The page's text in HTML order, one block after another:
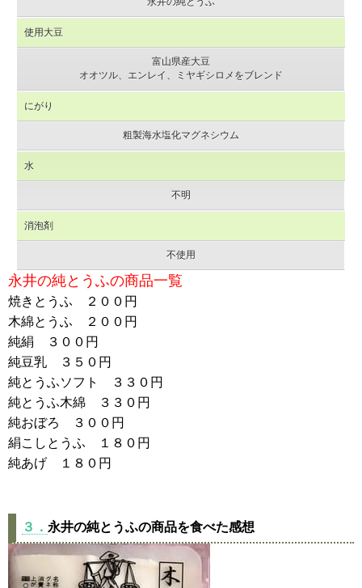
使用大豆
富山県産大豆
オオツル、エンレイ、ミヤギシロメをブレンド
にがり
粗製海水塩化マグネシウム
水
不明
消泡剤
不使用
永井の純とうふの商品一覧
焼きとうふ ２００円
木綿とうふ ２００円
純絹 ３００円
純豆乳 ３５０円
純とうふソフト ３３０円
純とうふ木綿 ３３０円
純おぼろ ３００円
絹こしとうふ １８０円
純あげ １８０円
３． 永井の純とうふの商品を食べた感想